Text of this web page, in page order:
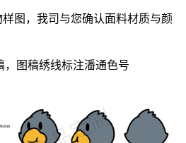
图，我司与您确认面料材质与颜
，图稿绣线标注潘通色号